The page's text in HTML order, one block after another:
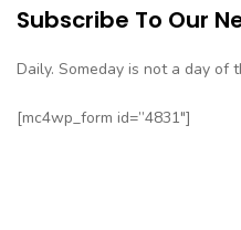
Subscribe To Our
Daily. Someday is not a day of
[mc4wp_form id=”4831″]